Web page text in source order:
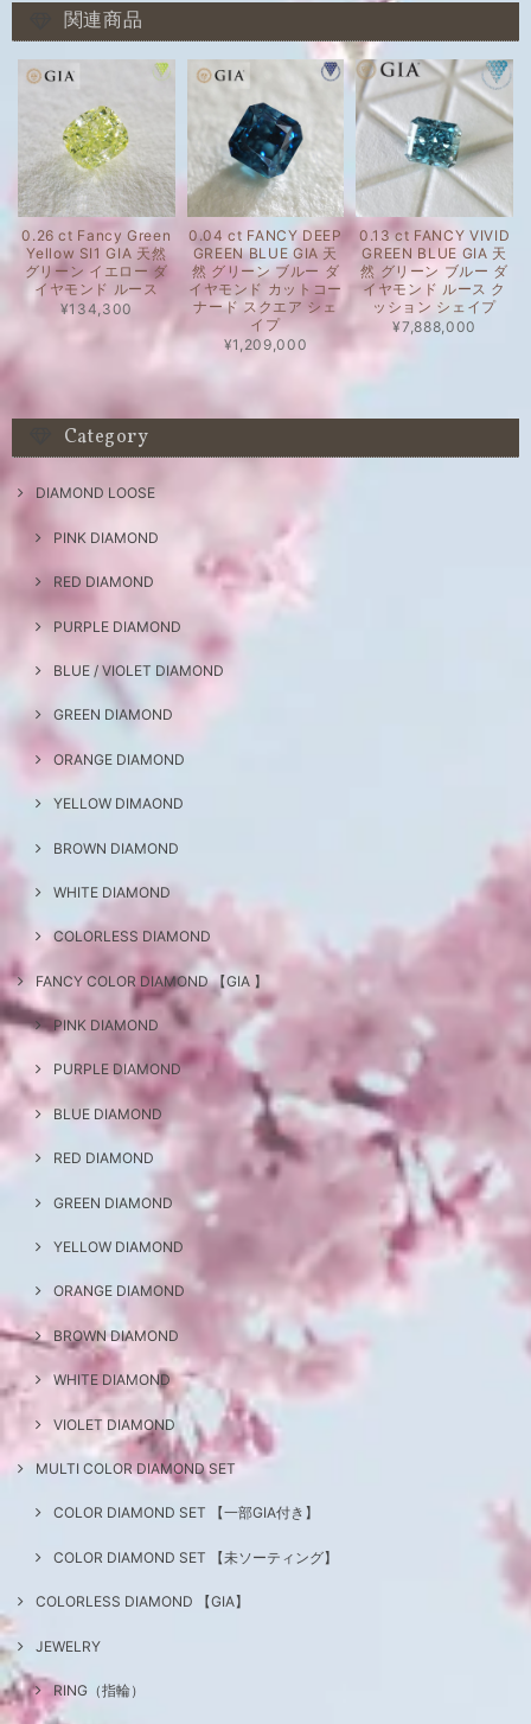
関連商品
0.26 ct Fancy Green
Yellow SI1 GIA 天然
グリーン イエロー ダ
イヤモンド ルース
¥134,300
0.04 ct FANCY DEEP
GREEN BLUE GIA 天
然 グリーン ブルー ダ
イヤモンド カットコー
ナード スクエア シェ
イプ
¥1,209,000
0.13 ct FANCY VIVID
GREEN BLUE GIA 天
然 グリーン ブルー ダ
イヤモンド ルース ク
ッション シェイプ
¥7,888,000
Category
DIAMOND LOOSE
PINK DIAMOND
RED DIAMOND
PURPLE DIAMOND
BLUE / VIOLET DIAMOND
GREEN DIAMOND
ORANGE DIAMOND
YELLOW DIMAOND
BROWN DIAMOND
WHITE DIAMOND
COLORLESS DIAMOND
FANCY COLOR DIAMOND 【GIA 】
PINK DIAMOND
PURPLE DIAMOND
BLUE DIAMOND
RED DIAMOND
GREEN DIAMOND
YELLOW DIAMOND
ORANGE DIAMOND
BROWN DIAMOND
WHITE DIAMOND
VIOLET DIAMOND
MULTI COLOR DIAMOND SET
COLOR DIAMOND SET 【一部GIA付き】
COLOR DIAMOND SET 【未ソーティング】
COLORLESS DIAMOND 【GIA】
JEWELRY
RING（指輪）